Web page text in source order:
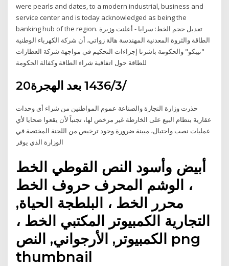
were pearls and dates, to a modern industrial, business and
service center and is today acknowledged as being the
banking hub of the region. تعديل حجم الخط: سرايا - أعلنت وزيرة
الطاقة والثروة المعدنية المهندسة هالة زواتي، أن شركة الكهرباء الوطنية
"نيبكو" والحكومة باشرتا إجراءات التحكيم في مواجهة شركة العطارات
للطاقة حول اتفاقية شراء الطاقة وكفالة الحكومة
20‏‏/3‏‏/1436 بعد الهجرة
حذرت وزارة التجارة والصناعة عموم المواطنين من شراء أي وحدات
عقارية بنظام البيع على الخارطة غير مرخص لها، تجنباً لأن يقعوا ضحايا لأي
عمليات نصب واحتيال، مبينة ضرورة وجود ترخيص من اللجنة المختصة في
الوزارة الذي يوفر
أبيض وأسود النص القوطي الخط
، الوشم المحرف حروف الخط
محرر الخط ، البلطجة الحياة,
التجارية الكمبيوتر المكتبي الخط ،
الكمبيوتر, الأرجواني, النص png
thumbnail